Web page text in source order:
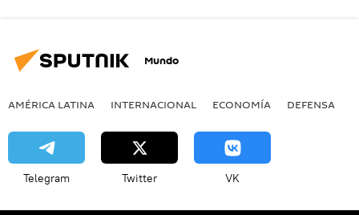
Mundo
AMÉRICA LATINA INTERNACIONAL ECONOMÍA DEFENSA
Telegram Twitter VK